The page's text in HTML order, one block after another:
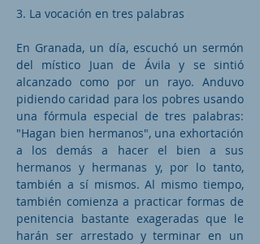
3. La vocación en tres palabras
En Granada, un día, escuchó un sermón
del místico Juan de Ávila y se sintió
alcanzado como por un rayo. Anduvo
pidiendo caridad para los pobres usando
una fórmula especial de tres palabras:
"Hagan bien hermanos", una exhortación
a los demás a hacer el bien a sus
hermanos y hermanas y, por lo tanto,
también a sí mismos. Al mismo tiempo,
también comienza a practicar formas de
penitencia bastante exageradas que le
harán ser arrestado y terminar en un